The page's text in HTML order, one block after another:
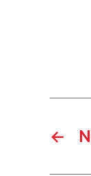
←